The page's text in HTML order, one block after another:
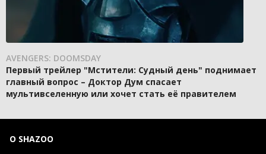
AVENGERS: DOOMSDAY
Первый трейлер "Мстители: Судный день" поднимает
главный вопрос – Доктор Дум спасает
мультивселенную или хочет стать её правителем
О SHAZOO